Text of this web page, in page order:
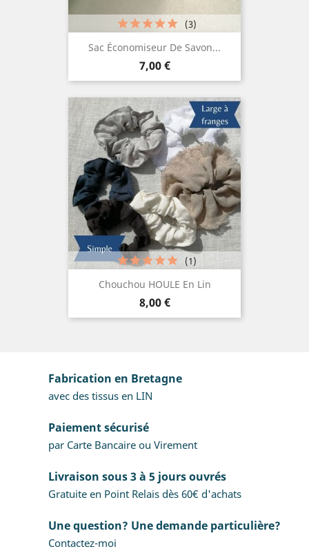
Sac Économiseur De Savon...
Prix
7,00 €
(3)
Chouchou HOULE En Lin
Prix
8,00 €
(1)
Fabrication en Bretagne
avec des tissus en LIN
Paiement sécurisé
par Carte Bancaire ou Virement
Livraison sous 3 à 5 jours ouvrés
Gratuite en Point Relais dès 60€ d'achats
Une question? Une demande particulière?
Contactez-moi